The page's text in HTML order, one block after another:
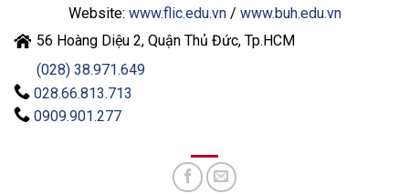
Website: www.flic.edu.vn/ www.buh.edu.vn
56 Hoàng Diệu 2, Quận Thủ Đức, Tp.HCM
(028) 38.971.649
028.66.813.713
0909.901.277